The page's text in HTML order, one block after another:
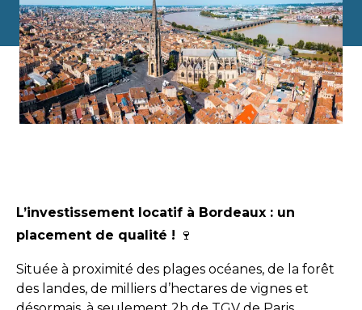
L’investissement locatif à Bordeaux : un
placement de qualité ! 🍷
Située à proximité des plages océanes, de la forêt
des landes, de milliers d’hectares de vignes et